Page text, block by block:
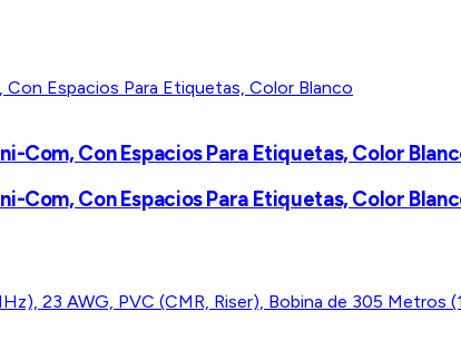
Com, Con Espacios Para Etiquetas, Color
Com, Con Espacios Para Etiquetas, Color